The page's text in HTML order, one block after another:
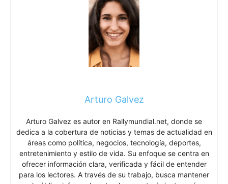
Arturo Galvez
Arturo Galvez es autor en Rallymundial.net, donde se
dedica a la cobertura de noticias y temas de actualidad en
áreas como política, negocios, tecnología, deportes,
entretenimiento y estilo de vida. Su enfoque se centra en
ofrecer información clara, verificada y fácil de entender
para los lectores. A través de su trabajo, busca mantener